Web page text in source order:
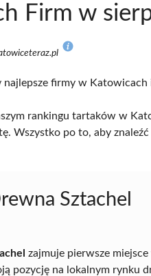
Firm w
najlepsze firmy w
rankingu tartaków w
Wszystko po to, aby
Sztachel
zajmuje pierwsze
pozycję na lokalnym rynku